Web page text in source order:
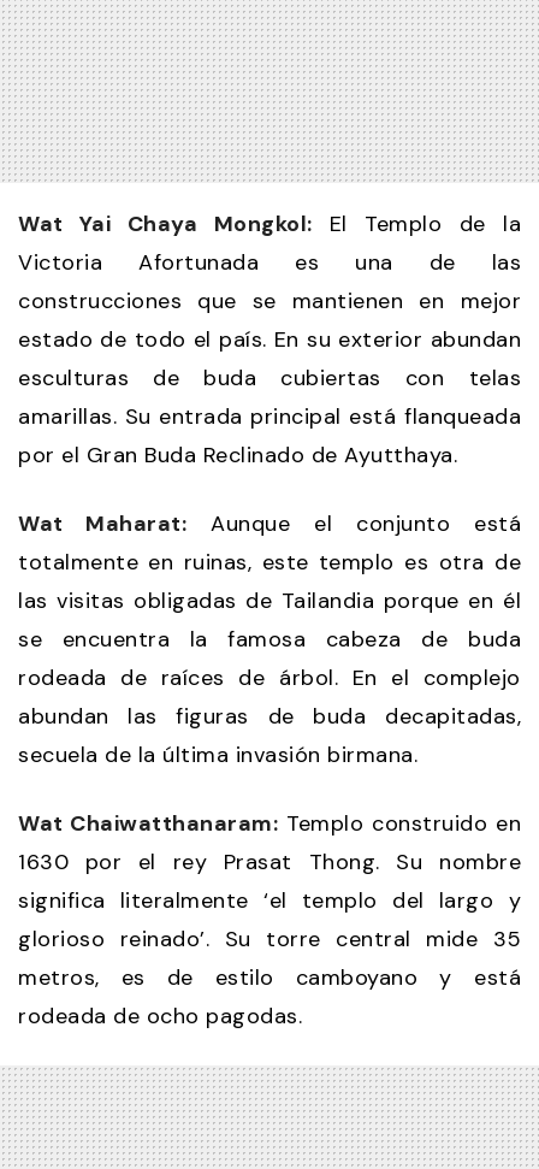
Wat Yai Chaya Mongkol: El Templo de la
Victoria Afortunada es una de las
construcciones que se mantienen en mejor
estado de todo el país. En su exterior abundan
esculturas de buda cubiertas con telas
amarillas. Su entrada principal está flanqueada
por el Gran Buda Reclinado de Ayutthaya.
Wat Maharat: Aunque el conjunto está
totalmente en ruinas, este templo es otra de
las visitas obligadas de Tailandia porque en él
se encuentra la famosa cabeza de buda
rodeada de raíces de árbol. En el complejo
abundan las figuras de buda decapitadas,
secuela de la última invasión birmana.
Wat Chaiwatthanaram: Templo construido en
1630 por el rey Prasat Thong. Su nombre
significa literalmente ‘el templo del largo y
glorioso reinado’. Su torre central mide 35
metros, es de estilo camboyano y está
rodeada de ocho pagodas.